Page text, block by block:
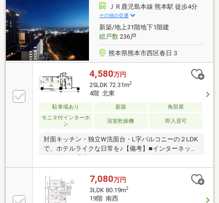
てご案内・全種別を窓口ひとつで比較・内覧■九州
No.1の実績・ハウスドゥ全国大会2025九州エリア売買
件数・売上高１位・Google口コミランキング「熊本県
不動産売買」１位＼お客様の声を参考に失敗しない家
探しを♪／
ＪＲ鹿児島本線 熊本駅 徒歩4分
その他の交通
新築/地上31階地下1階建
総戸数236戸
熊本県熊本市西区春日３
4,580万円
2SLDK 72.31m2
4階 北東
駐車場あり 新築
角部屋
モニタ付インターホ
ン
浴室乾燥機 即入居可
対面キッチン・独立W洗面台・L字バルコニーの２LDK
で、ホテルライクな日常を♪【備考】■インターネット
円/月■バイク空き区画有（要相談）：2，000円/月■ペ
ット飼育：犬猫2匹まで（体高等制限あり）■民泊不可
■未入居
7,080万円
3LDK 80.19m2
19階 南西